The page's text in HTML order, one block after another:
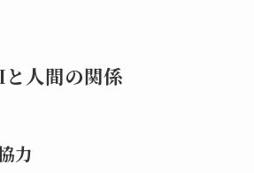
人間の関係
力